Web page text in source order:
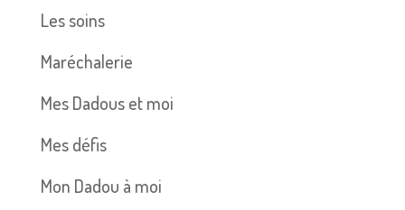
Les soins
Maréchalerie
Mes Dadous et moi
Mes défis
Mon Dadou à moi